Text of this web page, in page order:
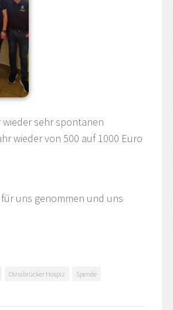
sehr spontanen
wieder von 500 auf 1000 Euro
uns genommen und uns
Osnabrücker Hospiz Spende